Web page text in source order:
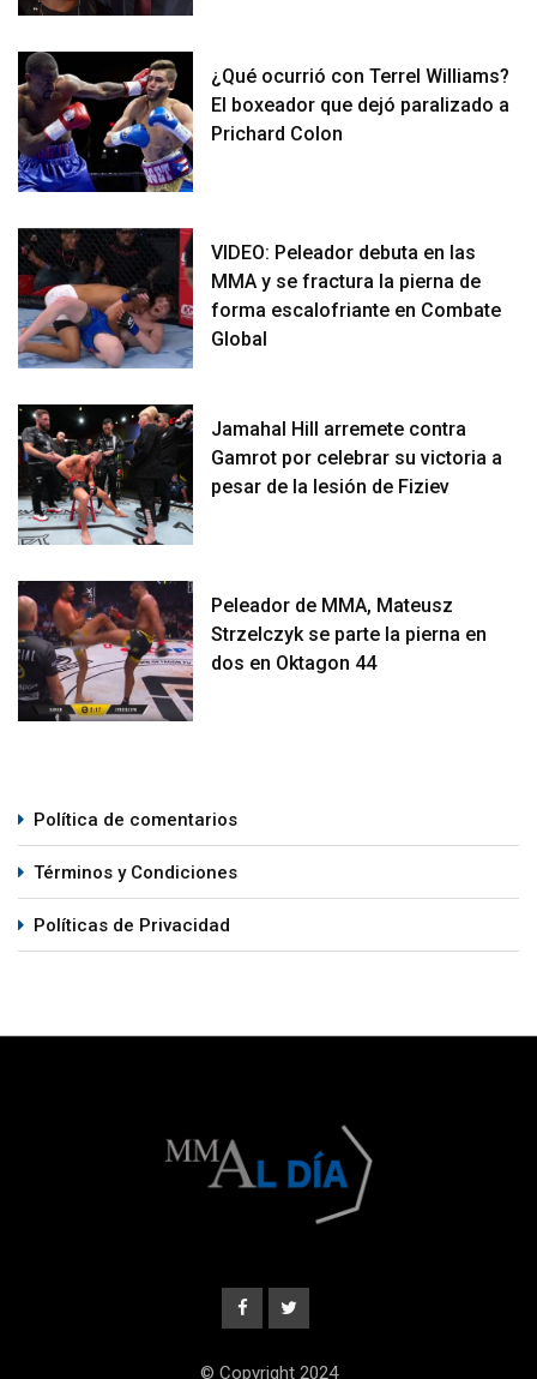
¿Qué ocurrió con Terrel Williams?
El boxeador que dejó paralizado a
Prichard Colon
VIDEO: Peleador debuta en las
MMA y se fractura la pierna de
forma escalofriante en Combate
Global
Jamahal Hill arremete contra
Gamrot por celebrar su victoria a
pesar de la lesión de Fiziev
Peleador de MMA, Mateusz
Strzelczyk se parte la pierna en
dos en Oktagon 44
Política de comentarios
Términos y Condiciones
Políticas de Privacidad
© Copyright 2024